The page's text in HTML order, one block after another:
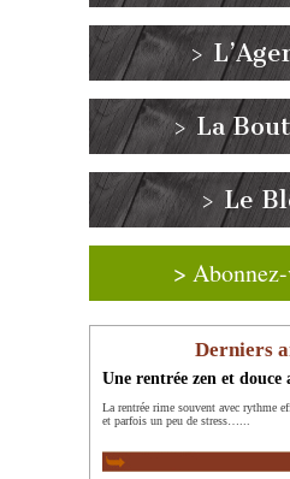
>
> La
> Le
>
Derniers
Une rentrée zen et douce
La rentrée rime souvent avec rythme
et parfois un peu de stress…...